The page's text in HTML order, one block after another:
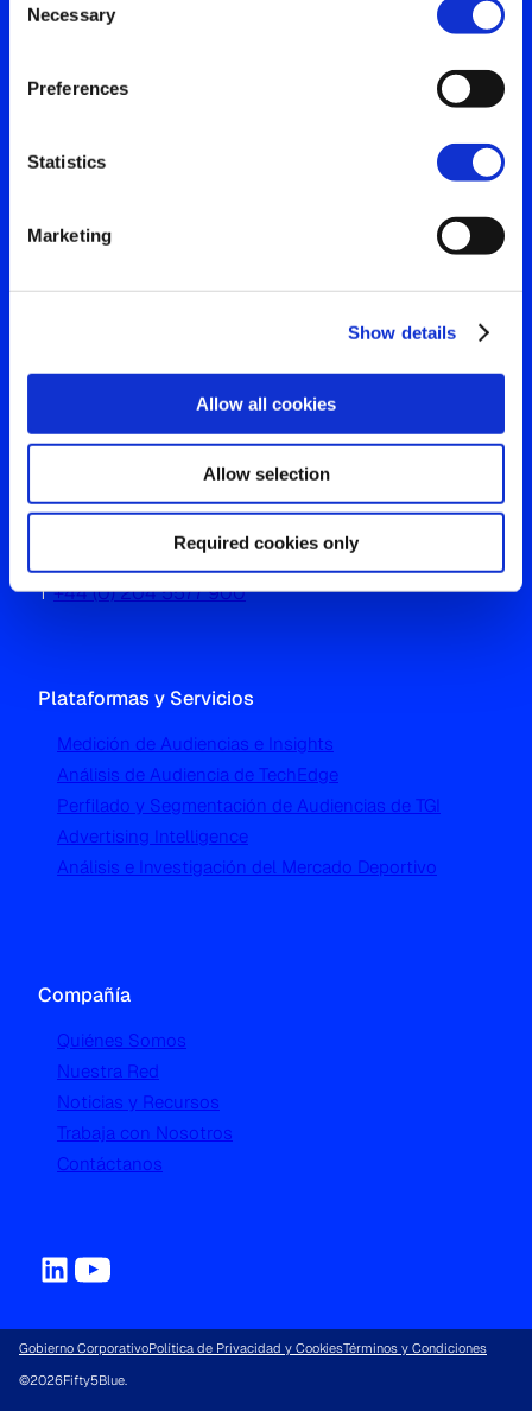
Selection
Necessary
Preferences
Statistics
Marketing
Show details
Allow all cookies
Allow selection
Required cookies only
mundo está viendo
Contáctanos para obtener
audiencia
Contáctanos
Westgate, Hanger Lane
London W5 1UA
T+44 (0) 204 5577 900
Plataformas y Servicios
Medición de Audiencias e Insights
Análisis de Audiencia de TechEdge
Perfilado y Segmentación de Audiencias de TGI
Advertising Intelligence
Análisis e Investigación del Mercado Deportivo
Compañía
Quiénes Somos
Nuestra Red
Noticias y Recursos
Trabaja con Nosotros
Contáctanos
Gobierno CorporativoPolítica de Privacidad y CookiesTérminos y Condiciones
©2026Fifty5Blue.